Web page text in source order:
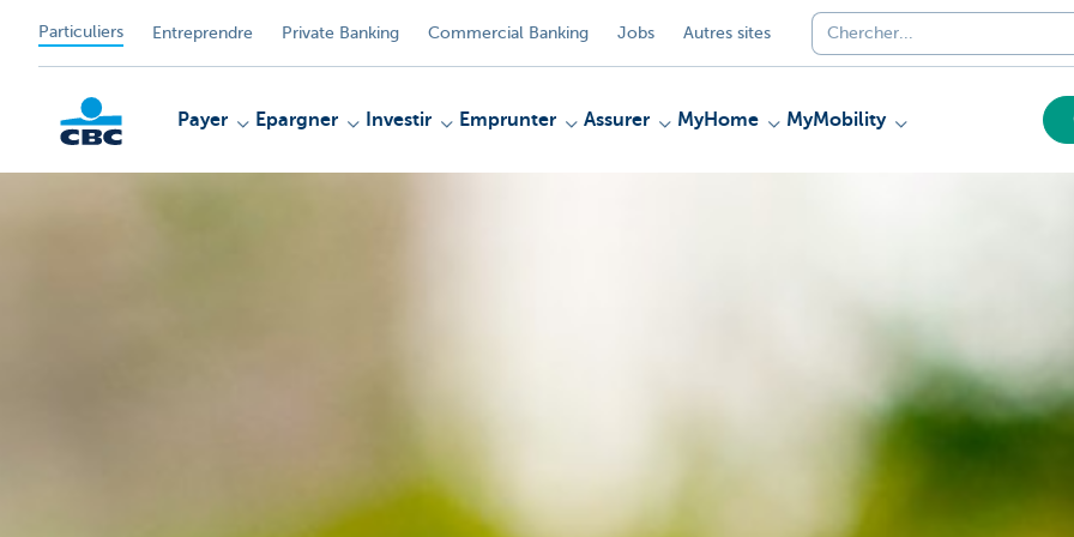
Particuliers Entreprendre Private Banking Commercial Banking Jobs Autres sites
Payer Epargner Investir Emprunter Assurer MyHome MyMobility